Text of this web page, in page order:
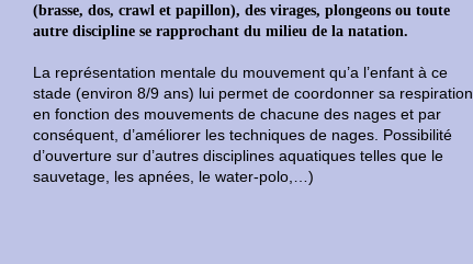
(brasse, dos, crawl et papillon), des virages, plongeons ou toute
autre discipline se rapprochant du milieu de la natation.
La représentation mentale du mouvement qu’a l’enfant à ce
stade (environ 8/9 ans) lui permet de coordonner sa respiration
en fonction des mouvements de chacune des nages et par
conséquent, d’améliorer les techniques de nages. Possibilité
d’ouverture sur d’autres disciplines aquatiques telles que le
sauvetage, les apnées, le water-polo,…)